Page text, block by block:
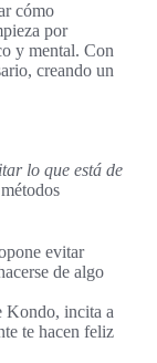
cómo
por
y mental. Con
creando un
lo que está de
evitar
de algo
Kondo, incita a
te hacen feliz